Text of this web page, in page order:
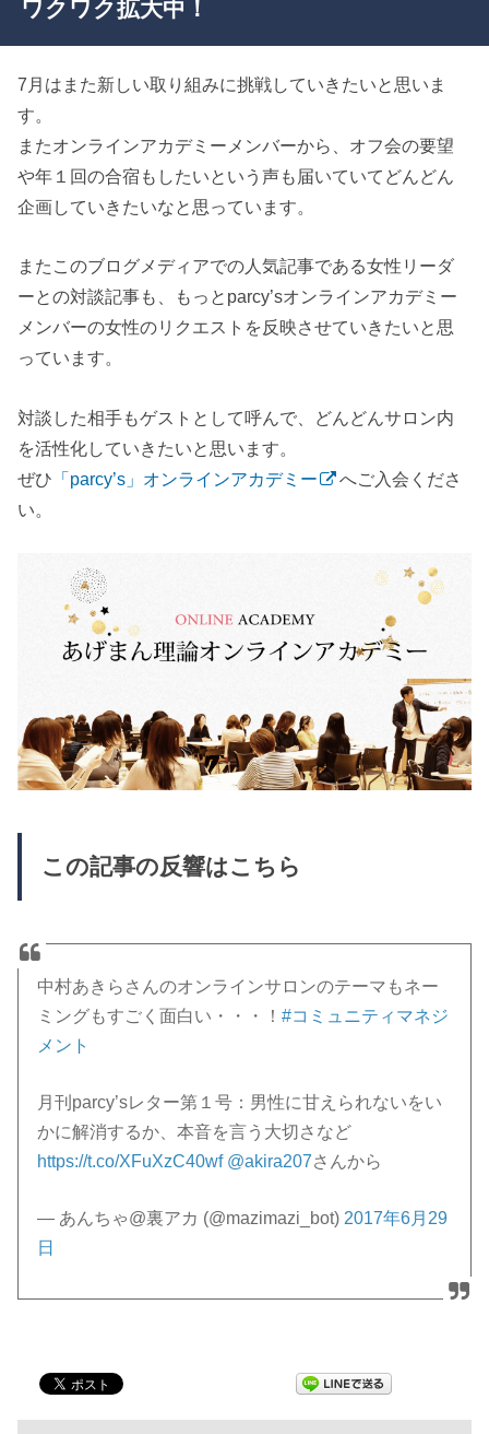
ワクワク拡大中！
7月はまた新しい取り組みに挑戦していきたいと思いま
す。
またオンラインアカデミーメンバーから、オフ会の要望
や年１回の合宿もしたいという声も届いていてどんどん
企画していきたいなと思っています。
またこのブログメディアでの人気記事である女性リーダ
ーとの対談記事も、もっとparcy’sオンラインアカデミー
メンバーの女性のリクエストを反映させていきたいと思
っています。
対談した相手もゲストとして呼んで、どんどんサロン内
を活性化していきたいと思います。
ぜひ 「parcy’s」オンラインアカデミー
へご入会くださ
い。
この記事の反響はこちら
中村あきらさんのオンラインサロンのテーマもネー
ミングもすごく面白い・・・！#コミュニティマネジ
メント
月刊parcy’sレター第１号：男性に甘えられないをい
かに解消するか、本音を言う大切さなど
https://t.co/XFuXzC40wf @akira207さんから
— あんちゃ@裏アカ (@mazimazi_bot) 2017年6月29
日